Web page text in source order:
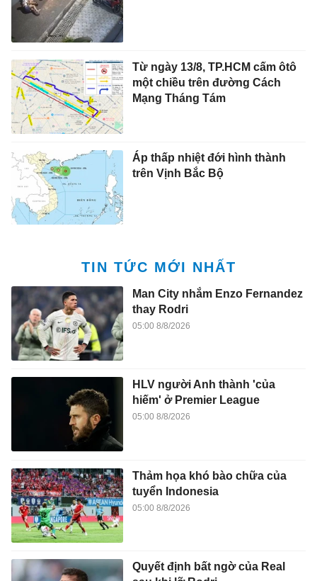
Từ ngày 13/8, TP.HCM cấm ôtô
một chiều trên đường Cách
Mạng Tháng Tám
Áp thấp nhiệt đới hình thành
trên Vịnh Bắc Bộ
TIN TỨC MỚI NHẤT
Man City nhắm Enzo Fernandez
thay Rodri
05:00 8/8/2026
HLV người Anh thành 'của
hiếm' ở Premier League
05:00 8/8/2026
Thảm họa khó bào chữa của
tuyển Indonesia
05:00 8/8/2026
Quyết định bất ngờ của Real